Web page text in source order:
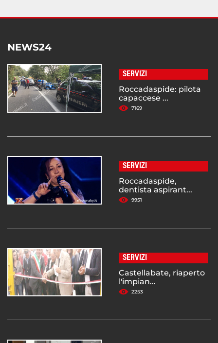
NEWS24
SERVIZI
Roccadaspide: pilota
capaccese ...
7169
SERVIZI
Roccadaspide,
dentista aspirant...
9951
SERVIZI
Castellabate, riaperto
l'impian...
2253